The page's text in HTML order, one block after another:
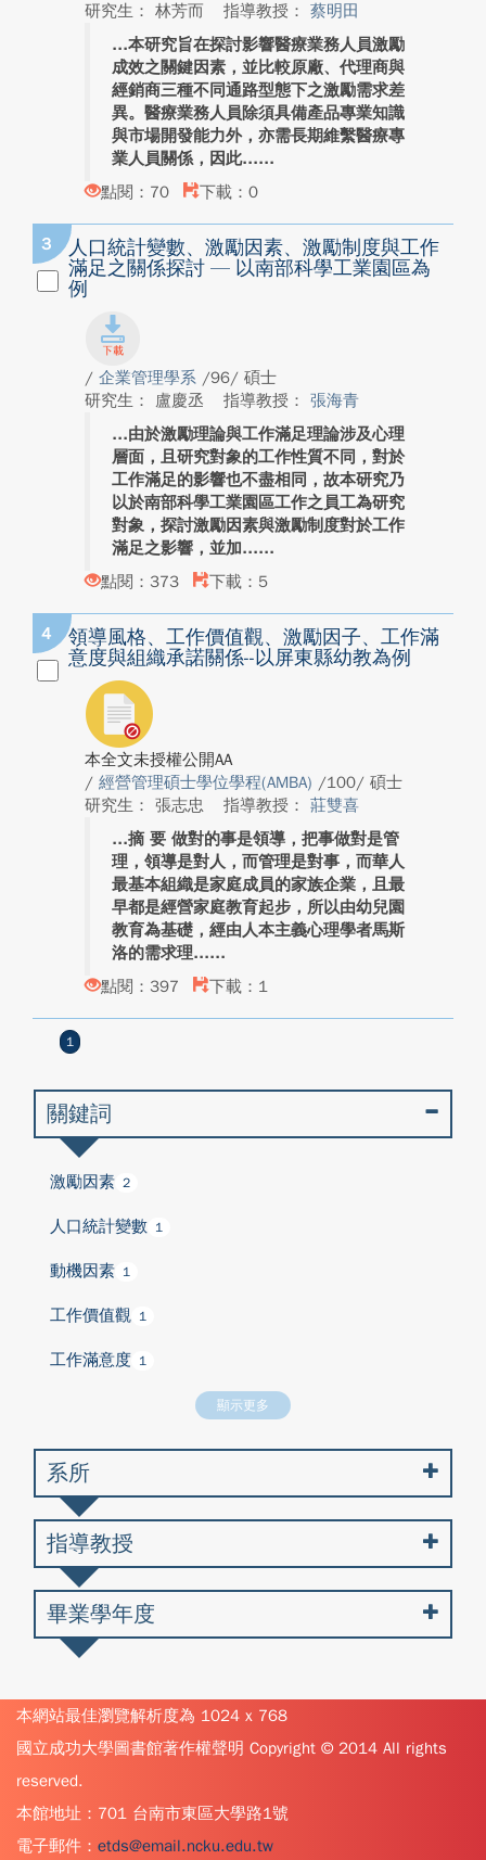
研究生： 林芳而
指導教授： 蔡明田
本研究旨在探討影響醫療業務人員激勵
成效之關鍵因素，並比較原廠、代理商與
經銷商三種不同通路型態下之激勵需求差
異。醫療業務人員除須具備產品專業知識
與市場開發能力外，亦需長期維繫醫療專
業人員關係，因此...
點閱：70
下載：0
3
人口統計變數、激勵因素、激勵制度與工作
滿足之關係探討 — 以南部科學工業園區為
例
/ 企業管理學系 /96/ 碩士
研究生： 盧慶丞
指導教授： 張海青
由於激勵理論與工作滿足理論涉及心理
層面，且研究對象的工作性質不同，對於
工作滿足的影響也不盡相同，故本研究乃
以於南部科學工業園區工作之員工為研究
對象，探討激勵因素與激勵制度對於工作
滿足之影響，並加...
點閱：373
下載：5
4
領導風格、工作價值觀、激勵因子、工作滿
意度與組織承諾關係--以屏東縣幼教為例
本全文未授權公開AA
/ 經營管理碩士學位學程(AMBA) /100/ 碩士
研究生： 張志忠
指導教授： 莊雙喜
摘 要 做對的事是領導，把事做對是管
理，領導是對人，而管理是對事，而華人
最基本組織是家庭成員的家族企業，且最
早都是經營家庭教育起步，所以由幼兒園
教育為基礎，經由人本主義心理學者馬斯
洛的需求理...
點閱：397
下載：1
1
關鍵詞
激勵因素 2
人口統計變數 1
動機因素 1
工作價值觀 1
工作滿意度 1
顯示更多
系所
指導教授
畢業學年度
本網站最佳瀏覽解析度為 1024 x 768
國立成功大學圖書館著作權聲明 Copyright © 2014 All rights
reserved.
本館地址：701 台南市東區大學路1號
電子郵件： etds@email.ncku.edu.tw